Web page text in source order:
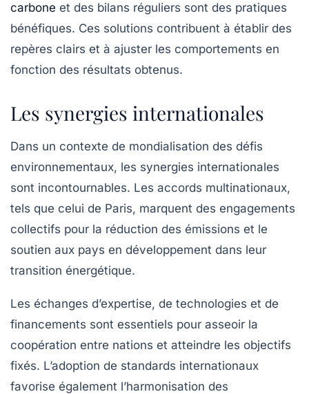
carbone et des bilans réguliers sont des pratiques
bénéfiques. Ces solutions contribuent à établir des
repères clairs et à ajuster les comportements en
fonction des résultats obtenus.
Les synergies internationales
Dans un contexte de mondialisation des défis
environnementaux, les synergies internationales
sont incontournables. Les accords multinationaux,
tels que celui de Paris, marquent des engagements
collectifs pour la réduction des émissions et le
soutien aux pays en développement dans leur
transition énergétique.
Les échanges d’expertise, de technologies et de
financements sont essentiels pour asseoir la
coopération entre nations et atteindre les objectifs
fixés. L’adoption de standards internationaux
favorise également l’harmonisation des